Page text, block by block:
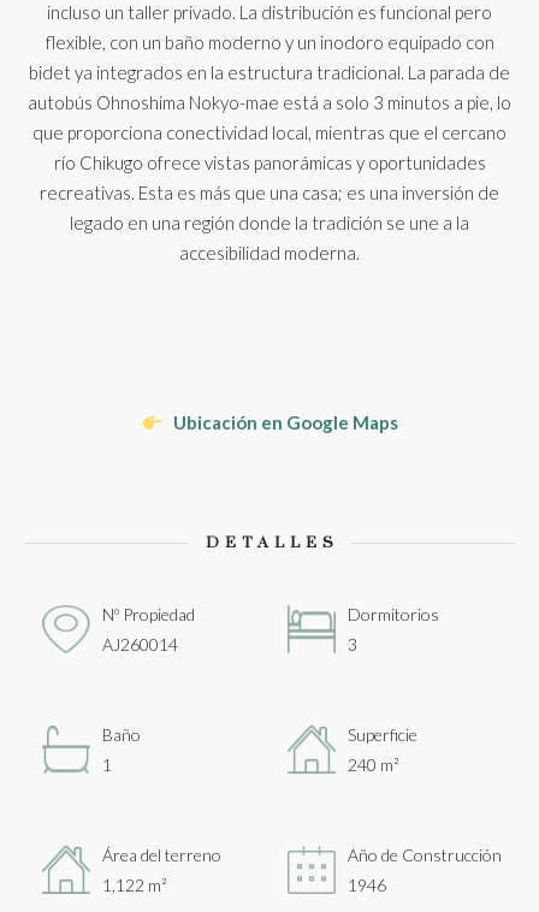
incluso un taller privado. La distribución es funcional pero
flexible, con un baño moderno y un inodoro equipado con
bidet ya integrados en la estructura tradicional. La parada de
autobús Ohnoshima Nokyo-mae está a solo 3 minutos a pie, lo
que proporciona conectividad local, mientras que el cercano
río Chikugo ofrece vistas panorámicas y oportunidades
recreativas. Esta es más que una casa; es una inversión de
legado en una región donde la tradición se une a la
accesibilidad moderna.
Ubicación en Google Maps
DETALLES
Nº Propiedad
AJ260014
Dormitorios
3
Baño
1
Superficie
240 m²
Área del terreno
1,122 m²
Año de Construcción
1946